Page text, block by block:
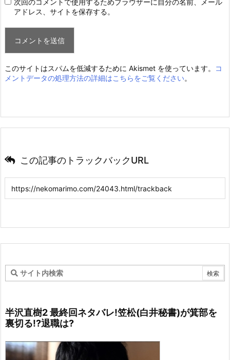
次回のコメントで使用するためブラウザーに自分の名前、メール
アドレス、サイトを保存する。
このサイトはスパムを低減するために Akismet を使っています。
コ
メントデータの処理方法の詳細はこちらをご覧ください。
この記事のトラックバックURL
半沢直樹2 最終回ネタバレ!笠松(白井秘書)が箕部を
裏切る!?退職は?